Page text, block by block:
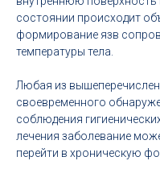
состоянии происходит
формирование язв
температуры тела.
Любая из
своевременного
соблюдения
лечения заболевание
перейти в хроническую